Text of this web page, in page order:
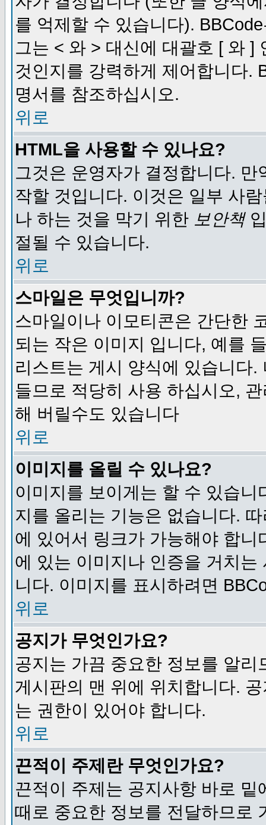
를 억제할 수 있습니다).
그는 < 와 > 대신에 대괄호 [ 와 ]
것인지를 강력하게 제어합니다.
명서를 참조하십시오.
위로
HTML을 사용할 수 있나요?
그것은 운영자가 결정합니다.
작할 것입니다. 이것은 일부 사
나 하는 것을 막기 위한 보안책
절될 수 있습니다.
위로
스마일은 무엇입니까?
스마일이나 이모티콘은 간단한
되는 작은 이미지 입니다, 예를
리스트는 게시 양식에 있습니다
들므로 적당히 사용 하십시오,
해 버릴수도 있습니다
위로
이미지를 올릴 수 있나요?
이미지를 보이게는 할 수 있습
지를 올리는 기능은 없습니다.
에 있어서 링크가 가능해야 합
에 있는 이미지나 인증을 거치
니다. 이미지를 표시하려면
위로
공지가 무엇인가요?
공지는 가끔 중요한 정보를 알
게시판의 맨 위에 위치합니다.
는 권한이 있어야 합니다.
위로
끈적이 주제란 무엇인가요?
끈적이 주제는 공지사항 바로
때로 중요한 정보를 전달하므로